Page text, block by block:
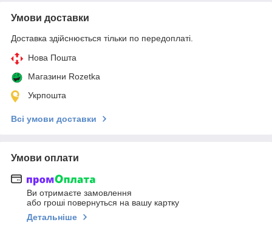
Умови доставки
Доставка здійснюється тільки по передоплаті.
Нова Пошта
Магазини Rozetka
Укрпошта
Всі умови доставки
Умови оплати
Ви отримаєте замовлення
або гроші повернуться на вашу картку
Детальніше